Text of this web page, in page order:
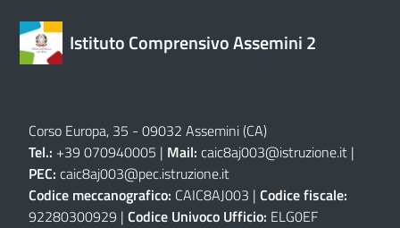
Istituto Comprensivo Assemini 2
Corso Europa, 35 - 09032 Assemini (CA)
Tel.: +39 070940005 | Mail: caic8aj003@istruzione.it |
PEC: caic8aj003@pec.istruzione.it
Codice meccanografico: CAIC8AJ003 | Codice fiscale:
92280300929 | Codice Univoco Ufficio: ELG0EF